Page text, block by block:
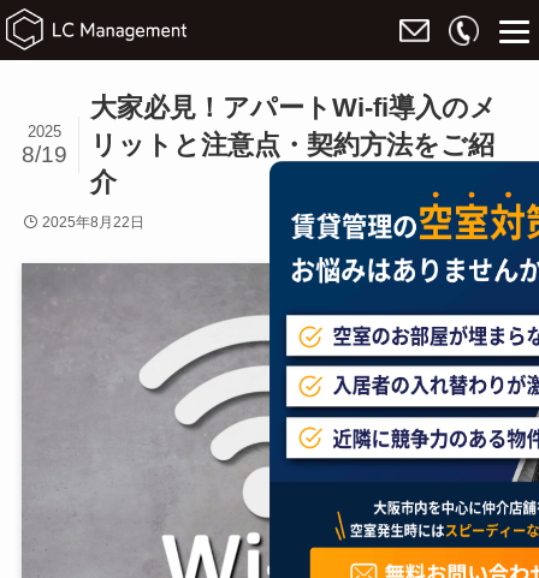
大家必見！アパートWi-fi導入のメ
リットと注意点・契約方法をご紹
介
2025
8/19
2025年8月22日